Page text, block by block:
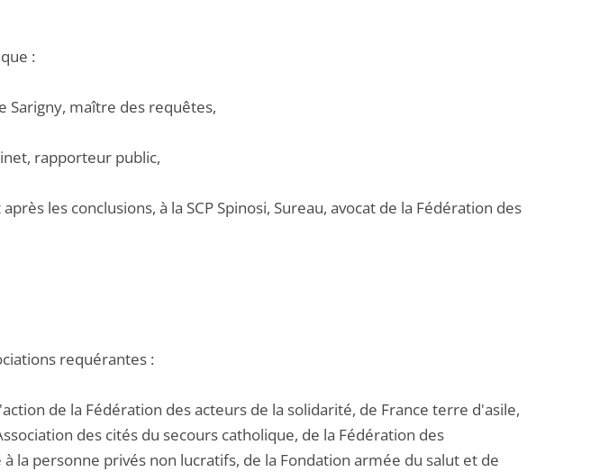
:
Sarigny, maître des requêtes,
rapporteur public,
les conclusions, à la SCP Spinosi, Sureau, avocat de la Fédération des
requérantes :
de la Fédération des acteurs de la solidarité, de France terre d'asile,
des cités du secours catholique, de la Fédération des
la personne privés non lucratifs, de la Fondation armée du salut et de